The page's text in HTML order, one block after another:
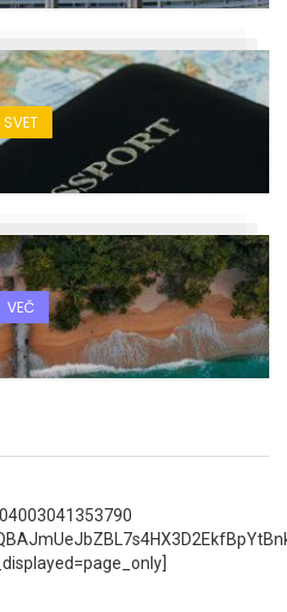
SVET
VEČ